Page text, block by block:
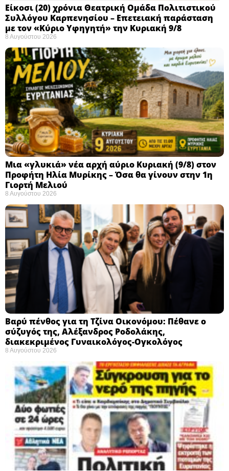
Eίκοσι (20) χρόνια Θεατρική Ομάδα Πολιτιστικού
Συλλόγου Καρπενησίου – Επετειακή παράσταση
με τον «Κύριο Υφηγητή» την Κυριακή 9/8
8 Αυγούστου 2026
Μια «γλυκιά» νέα αρχή αύριο Κυριακή (9/8) στον
Προφήτη Ηλία Μυρίκης – Όσα θα γίνουν στην 1η
Γιορτή Μελιού
8 Αυγούστου 2026
Βαρύ πένθος για τη Τζίνα Οικονόμου: Πέθανε ο
σύζυγός της, Αλέξανδρος Ροδολάκης,
διακεκριμένος Γυναικολόγος-Ογκολόγος
8 Αυγούστου 2026